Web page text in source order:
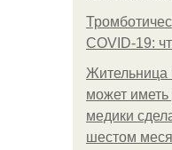
COVID-19:
может иметь
медики
шестом